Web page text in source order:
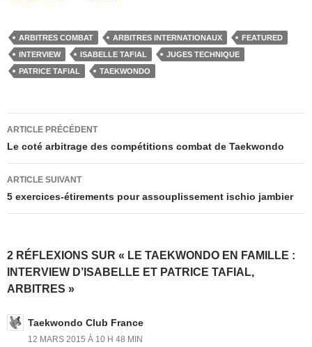
c
e
b
o
k
st
o
d
n
ail ta
g
er
ARBITRES COMBAT ARBITRES INTERNATIONAUX
FEATURED
INTERVIEW
ISABELLE TAFIAL
JUGES TECHNIQUE
PATRICE TAFIAL
TAEKWONDO
Navigation
des
articles
ARTICLE PRÉCÉDENT
Le coté arbitrage des compétitions combat de Taekwondo
ARTICLE SUIVANT
5 exercices-étirements pour assouplissement ischio jambier
2 RÉFLEXIONS SUR « LE TAEKWONDO EN FAMILLE :
INTERVIEW D’ISABELLE ET PATRICE TAFIAL,
ARBITRES »
Taekwondo Club France
12 MARS 2015 À 10 H 48 MIN